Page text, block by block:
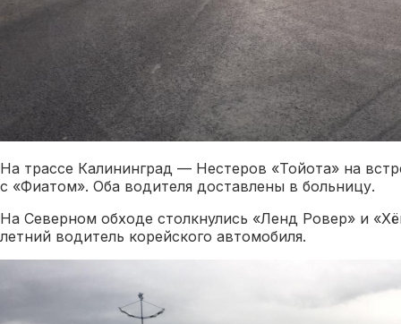
На трассе Калининград — Нестеров «Тойота» на
с «Фиатом». Оба водителя доставлены в больницу.
На Северном обходе столкнулись «Ленд Ровер» и
летний водитель корейского автомобиля.